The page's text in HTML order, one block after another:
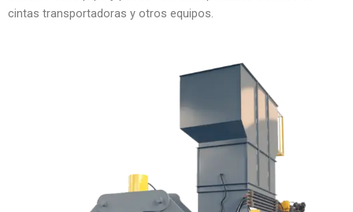
cintas transportadoras y otros equipos.